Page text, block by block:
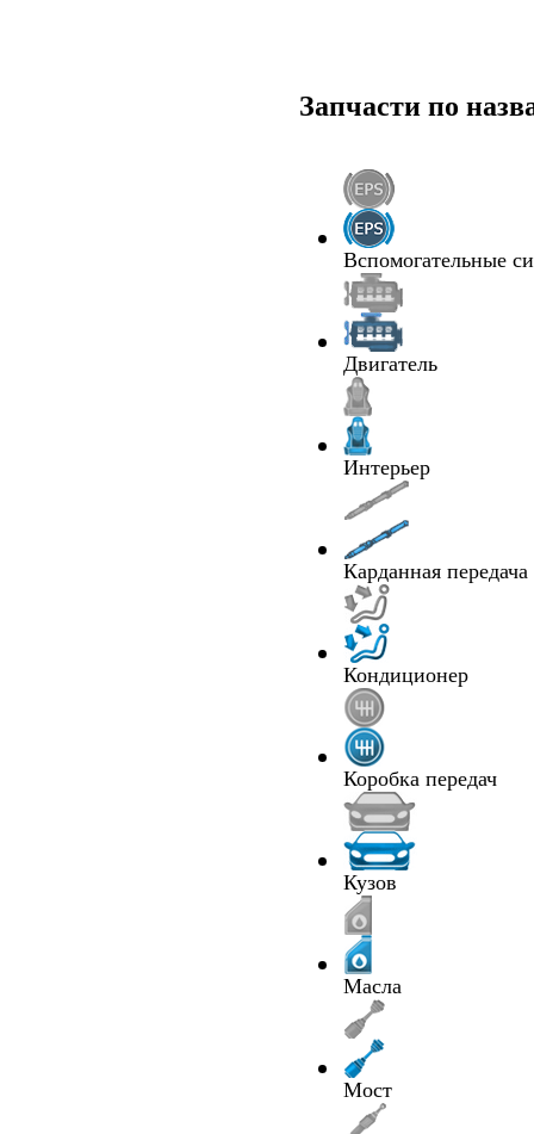
Запчасти по
Вспомогательные
Двигатель
Интерьер
Карданная передача
Кондиционер
Коробка передач
Кузов
Масла
Мост